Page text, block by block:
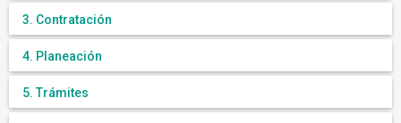
3. Contratación
4. Planeación
5. Trámites